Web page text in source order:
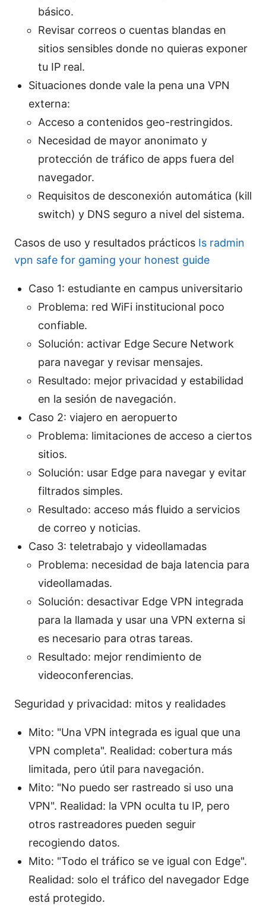
básico.
Revisar correos o cuentas blandas en
sitios sensibles donde no quieras exponer
tu IP real.
Situaciones donde vale la pena una VPN
externa:
Acceso a contenidos geo-restringidos.
Necesidad de mayor anonimato y
protección de tráfico de apps fuera del
navegador.
Requisitos de desconexión automática (kill
switch) y DNS seguro a nivel del sistema.
Casos de uso y resultados prácticos Is radmin
vpn safe for gaming your honest guide
Caso 1: estudiante en campus universitario
Problema: red WiFi institucional poco
confiable.
Solución: activar Edge Secure Network
para navegar y revisar mensajes.
Resultado: mejor privacidad y estabilidad
en la sesión de navegación.
Caso 2: viajero en aeropuerto
Problema: limitaciones de acceso a ciertos
sitios.
Solución: usar Edge para navegar y evitar
filtrados simples.
Resultado: acceso más fluido a servicios
de correo y noticias.
Caso 3: teletrabajo y videollamadas
Problema: necesidad de baja latencia para
videollamadas.
Solución: desactivar Edge VPN integrada
para la llamada y usar una VPN externa si
es necesario para otras tareas.
Resultado: mejor rendimiento de
videoconferencias.
Seguridad y privacidad: mitos y realidades
Mito: "Una VPN integrada es igual que una
VPN completa". Realidad: cobertura más
limitada, pero útil para navegación.
Mito: "No puedo ser rastreado si uso una
VPN". Realidad: la VPN oculta tu IP, pero
otros rastreadores pueden seguir
recogiendo datos.
Mito: "Todo el tráfico se ve igual con Edge".
Realidad: solo el tráfico del navegador Edge
está protegido.